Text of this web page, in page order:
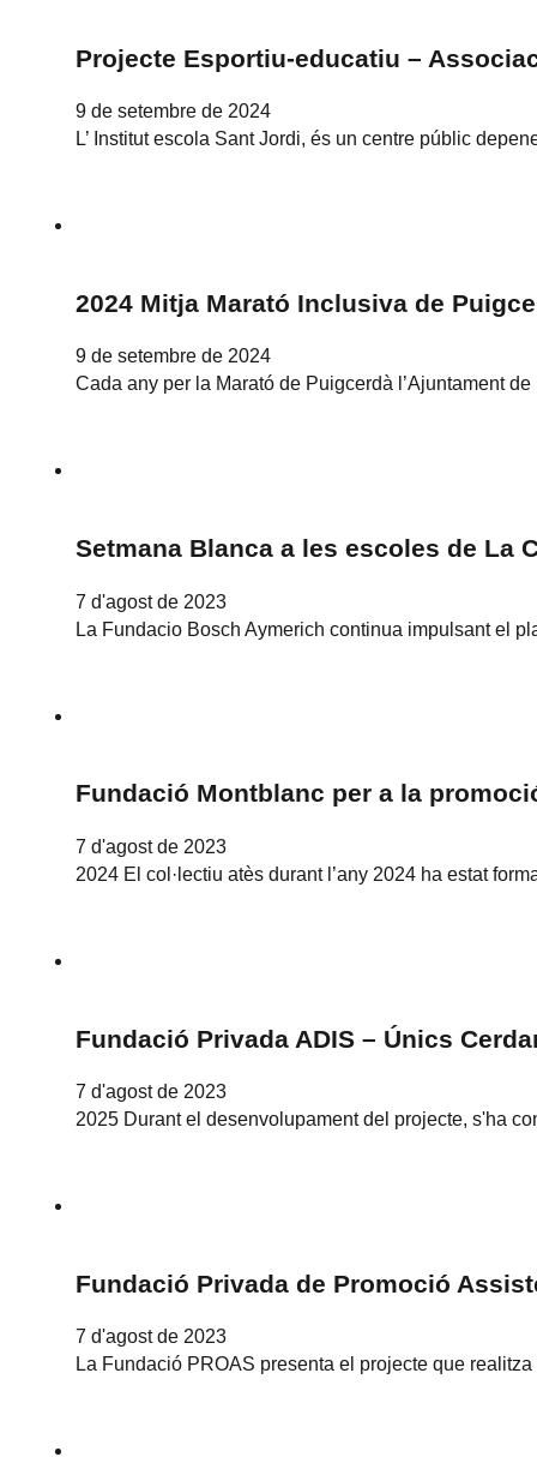
Projecte Esportiu-educatiu –
9 de setembre de 2024
L’ Institut escola Sant Jordi, és un centre públic
2024 Mitja Marató Inclusiva de
9 de setembre de 2024
Cada any per la Marató de Puigcerdà l’Ajuntament
Setmana Blanca a les escoles de La
7 d'agost de 2023
La Fundacio Bosch Aymerich continua impulsant el
Fundació Montblanc per a la
7 d'agost de 2023
2024 El col·lectiu atès durant l’any 2024 ha estat
Fundació Privada ADIS – Únics
7 d'agost de 2023
2025 Durant el desenvolupament del projecte, s'ha
Fundació Privada de Promoció
7 d'agost de 2023
La Fundació PROAS presenta el projecte que